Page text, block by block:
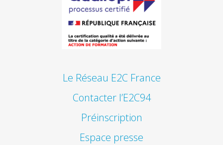
Le Réseau E2C France
Contacter l’E2C94
Préinscription
Espace presse